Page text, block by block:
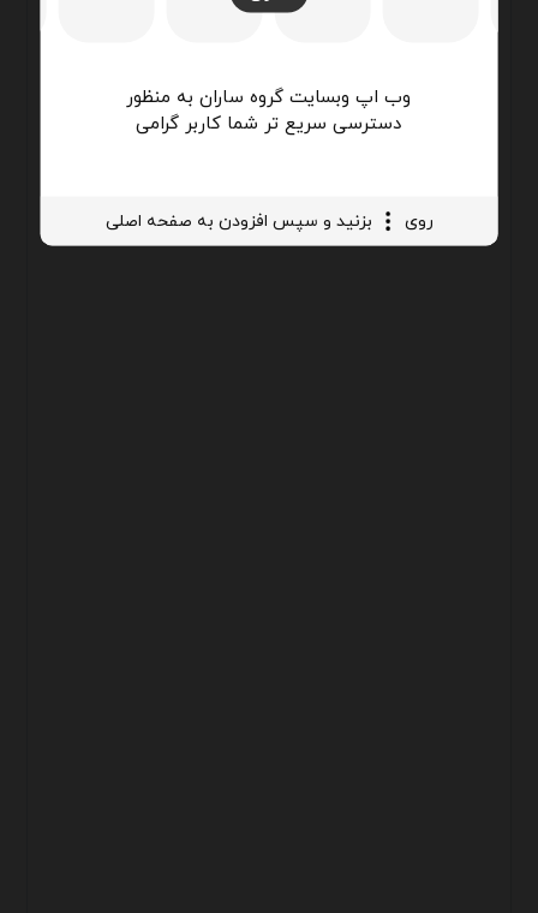
وب اپ وبسایت گروه ساران به منظور
دسترسی سریع تر شما کاربر گرامی
روی بزنید و سپس افزودن به صفحه اصلی